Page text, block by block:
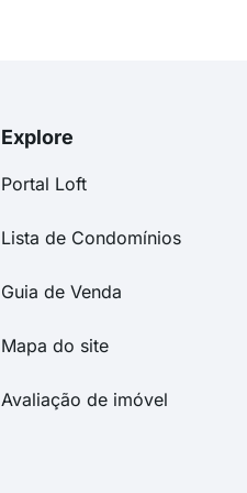
Explore
Portal Loft
Lista de Condomínios
Guia de Venda
Mapa do site
Avaliação de imóvel